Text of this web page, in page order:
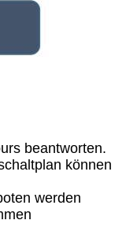
beantworten.
können
werden